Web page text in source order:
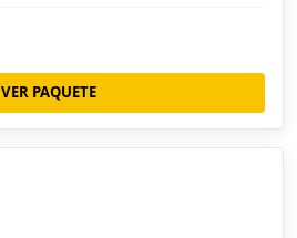
VER PAQUETE